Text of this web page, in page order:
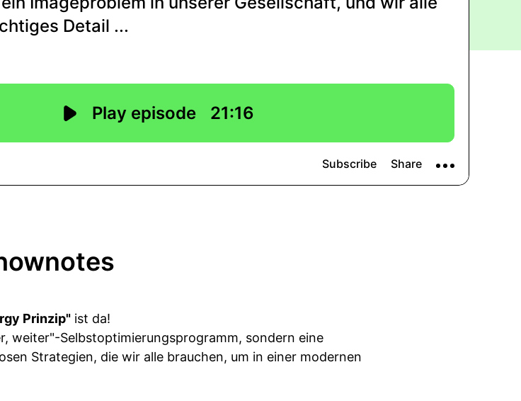
Prinzip" ist da!
weiter"-Selbstoptimierungsprogramm, sondern eine
Strategien, die wir alle brauchen, um in einer modernen